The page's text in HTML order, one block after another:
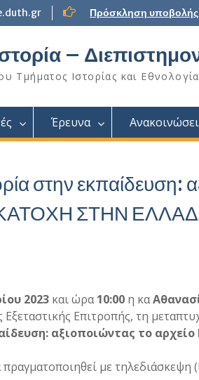
Πρόσκληση
–
Ιστορίας και
Έρευνα
στην εκπαίδευση:
ΣΤΗΝ
2023 και ώρα10:00 η κα
Επιτροπής, τη
αξιοποιώντας το
με